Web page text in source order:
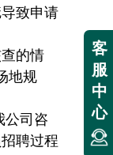
致申请
的情
地规
公司咨
聘过程
客
服
中
心